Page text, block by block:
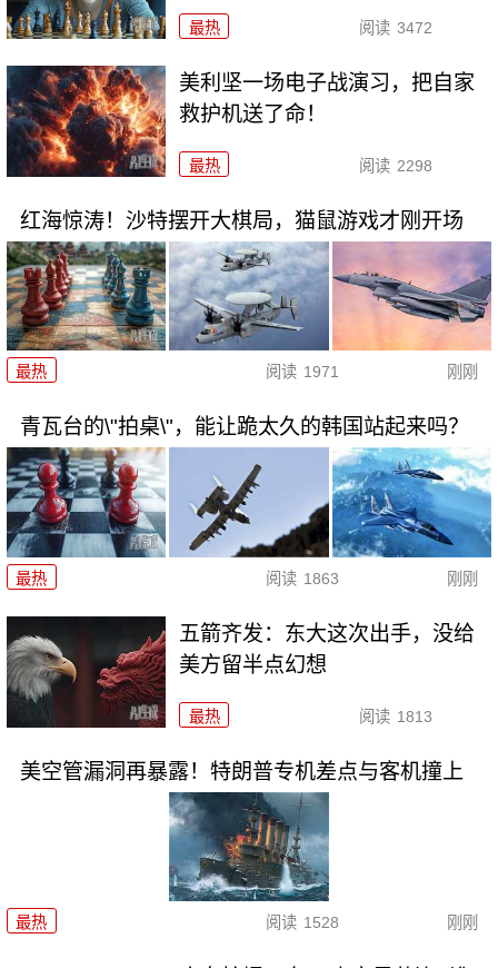
最热 阅读 3472
美利坚一场电子战演习，把自家
救护机送了命！
最热 阅读 2298
红海惊涛！沙特摆开大棋局，猫鼠游戏才刚开场
最热 阅读 1971 刚刚
青瓦台的\"拍桌\"，能让跪太久的韩国站起来吗？
最热 阅读 1863 刚刚
五箭齐发：东大这次出手，没给
美方留半点幻想
最热 阅读 1813
美空管漏洞再暴露！特朗普专机差点与客机撞上
最热 阅读 1528 刚刚